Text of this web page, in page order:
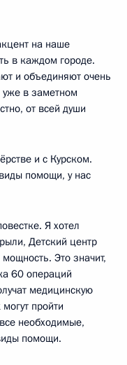
на наше
в каждом городе.
и объединяют очень
в заметном
от всей души
и с Курском.
помощи, у нас
Я хотел
Детский центр
Это значит,
60 операций
медицинскую
пройти
необходимые,
помощи.